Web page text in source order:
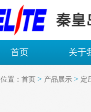
首页 关于
位置： 首页 > 产品展示 > 定